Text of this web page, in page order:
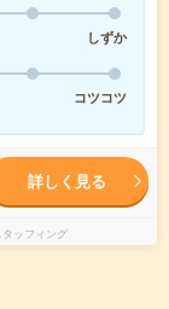
しずか
コツコツ
詳しく見る
ッフィング